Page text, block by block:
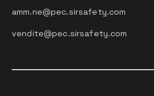
amm.ne@pec.sirsafety.com
vendite@pec.sirsafety.com